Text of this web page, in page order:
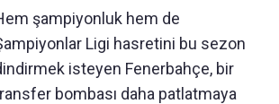
şampiyonluk hem de
Ligi hasretini bu sezon
isteyen Fenerbahçe, bir
bombası daha patlatmaya